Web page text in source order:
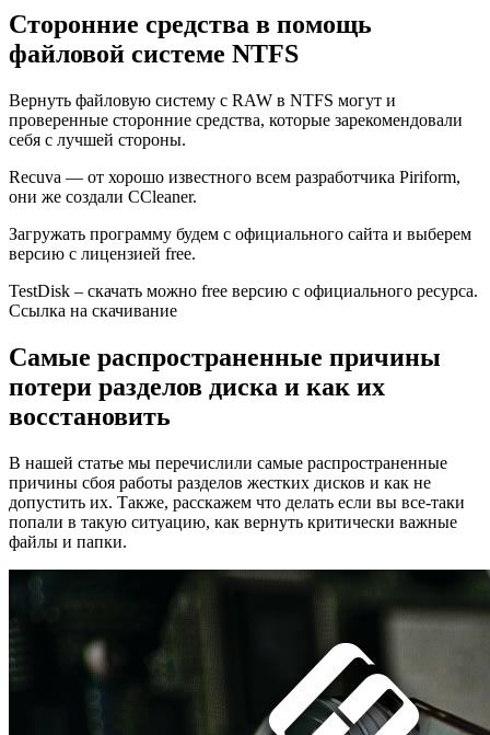
Сторонние средства в помощь
файловой системе NTFS
Вернуть файловую систему с RAW в NTFS могут и
проверенные сторонние средства, которые зарекомендовали
себя с лучшей стороны.
Recuva — от хорошо известного всем разработчика Piriform,
они же создали CCleaner.
Загружать программу будем с официального сайта и выберем
версию с лицензией free.
TestDisk – скачать можно free версию с официального ресурса.
Ссылка на скачивание
Самые распространенные причины
потери разделов диска и как их
восстановить
В нашей статье мы перечислили самые распространенные
причины сбоя работы разделов жестких дисков и как не
допустить их. Также, расскажем что делать если вы все-таки
попали в такую ситуацию, как вернуть критически важные
файлы и папки.